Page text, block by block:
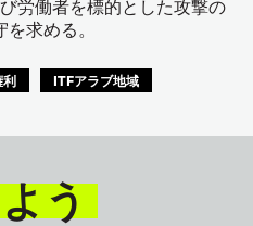
労働者を標的とした攻撃の
求める。
利 ITFアラブ地域
う